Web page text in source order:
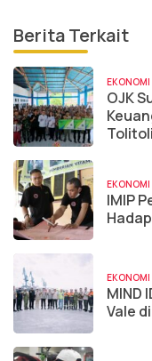
Berita Terkait
EKONOMI
OJK
Tolitoli
EKONOMI
IMIP
EKONOMI
MIND
Vale